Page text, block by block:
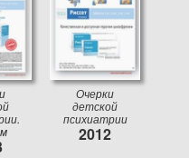
Очерки
детской
психиатрии
2012